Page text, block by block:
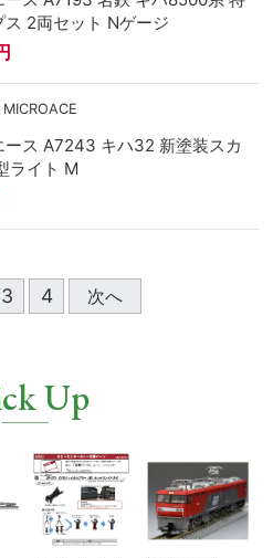
ス 2両セット Nゲージ
MICROACE
ース A7243 キハ32 新塗装スカ
ライト M
3 4 次へ
Up